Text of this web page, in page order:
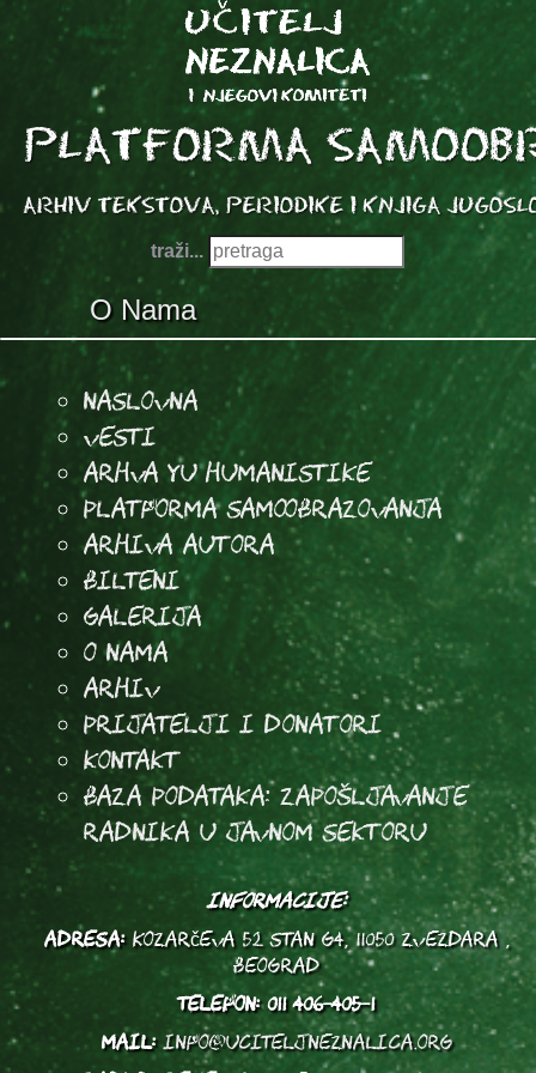
traži...
O Nama
Naslovna
Vesti
Arhva YU Humanistike
Platforma samoobrazovanja
arhiva autora
Bilteni
Galerija
O Nama
Arhiv
Prijatelji i donatori
Kontakt
Baza podataka: Zapošljavanje
radnika u javnom sektoru
INFORMACIJE:
ADRESA:Kozarčeva 52 stan G4, 11050 Zvezdara ,
Beograd
TELEFON: 011 406-405-1
MAIL: info@uciteljneznalica.org